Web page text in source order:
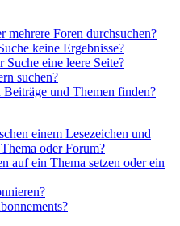
mehrere Foren durchsuchen?
keine Ergebnisse?
eine leere Seite?
suchen?
und Themen finden?
einem Lesezeichen und
oder Forum?
auf ein Thema setzen oder ein